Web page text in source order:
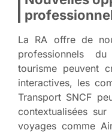
La RA offre de
professionnels
tourisme peuvent
interactives, les
Transport SNCF
contextualisées
voyages comme